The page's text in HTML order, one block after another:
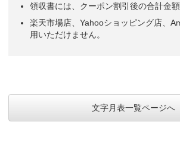
領収書には、クーポン割引後の合計金額
楽天市場店、Yahooショッピング店、
用いただけません。
文字月表一覧ページへ